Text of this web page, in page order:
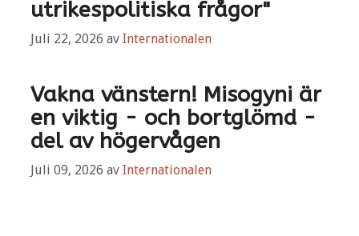
utrikespolitiska frågor"
Juli 22, 2026 av Internationalen
Vakna vänstern! Misogyni är
en viktig - och bortglömd -
del av högervågen
Juli 09, 2026 av Internationalen